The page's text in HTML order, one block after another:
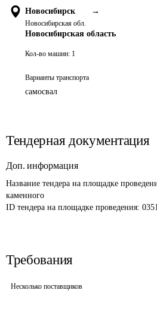
Новосибирск →
Новосибирская обл.
Новосибирская область
Кол-во машин: 1
Варианты транспорта
самосвал
Тендерная документация
Доп. информация
Название тендера на площадке
каменного
ID тендера на площадке проведения:
Требования
Несколько поставщиков